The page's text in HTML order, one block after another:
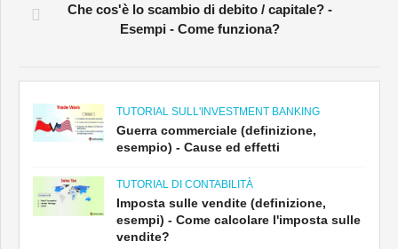
Che cos'è lo scambio di debito / capitale? -
Esempi - Come funziona?
TUTORIAL SULL'INVESTMENT BANKING
Guerra commerciale (definizione,
esempio) - Cause ed effetti
TUTORIAL DI CONTABILITÀ
Imposta sulle vendite (definizione,
esempi) - Come calcolare l'imposta sulle
vendite?